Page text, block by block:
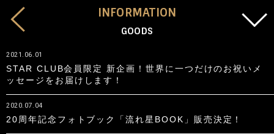
INFORMATION
GOODS
2021.06.01
STAR CLUB会員限定 新企画！世界に一つだけのお祝いメ
ッセージをお届けします！
2020.07.04
20周年記念フォトブック「流れ星BOOK」販売決定！